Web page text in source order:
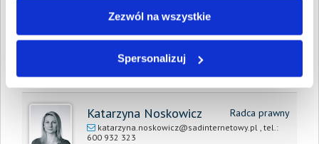
Zezwól na wszystkie
Spersonalizuj
Data wystawienia: 23 lutego 2021
Katarzyna Noskowicz Radca prawny
katarzyna.noskowicz@sadinternetowy.pl , tel.:
600 932 323